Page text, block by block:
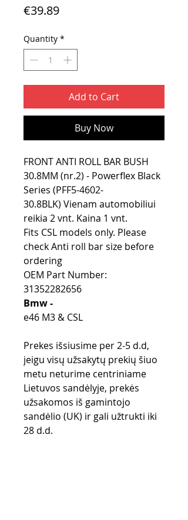
€39.89Price
Quantity *
Add to Cart
Buy Now
FRONT ANTI ROLL BAR BUSH
30.8MM (nr.2) - Powerflex Black
Series (PFF5-4602-
30.8BLK) Vienam automobiliui
reikia 2 vnt. Kaina 1 vnt.
Fits CSL models only. Please
check Anti roll bar size before
ordering
OEM Part Number:
31352282656
Bmw -
e46 M3 & CSL
Prekes išsiusime per 2-5 d.d,
jeigu visų užsakytų prekių šiuo
metu neturime centriniame
Lietuvos sandėlyje, prekės
užsakomos iš gamintojo
sandėlio (UK) ir gali užtrukti iki
28 d.d.